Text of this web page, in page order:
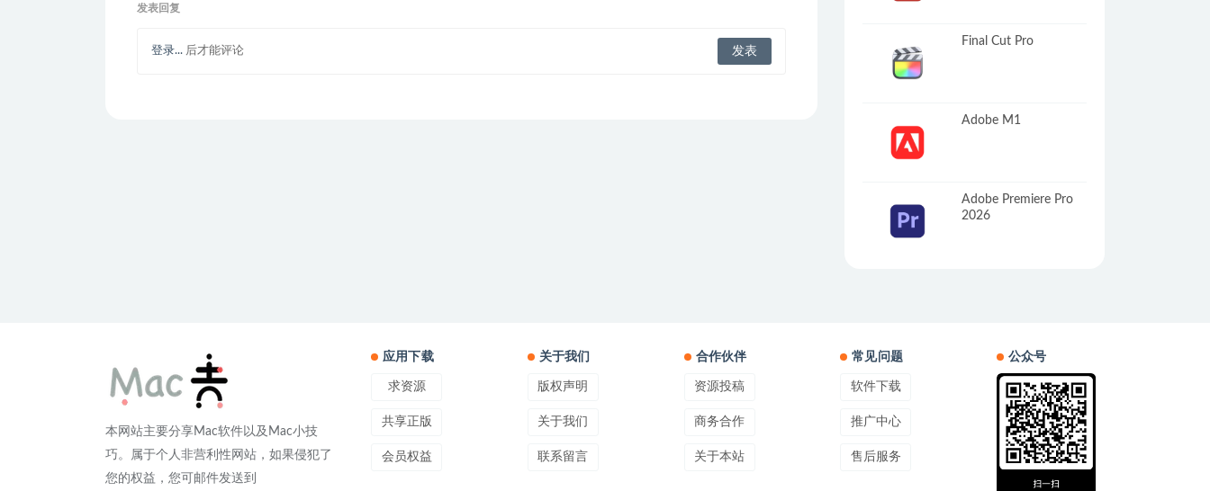
发表回复
登录... 后才能评论
Final Cut Pro
Adobe M1
Adobe Premiere Pro
2026
本网站主要分享Mac软件以及Mac小技
巧。属于个人非营利性网站，如果侵犯了
您的权益，您可邮件发送到
应用下载
求资源
共享正版
会员权益
关于我们
版权声明
关于我们
联系留言
合作伙伴
资源投稿
商务合作
关于本站
常见问题
软件下载
推广中心
售后服务
公众号